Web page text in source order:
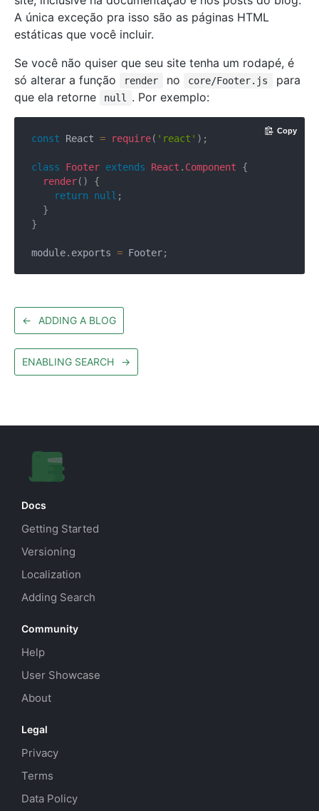
A única exceção pra isso são as páginas HTML
estáticas que você incluir.
Se você não quiser que seu site tenha um rodapé, é
só alterar a função
render no core/Footer.js
para
que ela retorne
null . Por exemplo:
const React = require( 'react' ) ;
class Footer extends React . Component
{
render( )
{
return
null ;
}
}
module. exports = Footer;
Copy
← ADDING A BLOG
ENABLING SEARCH →
Docs
Getting Started
Versioning
Localization
Adding Search
Community
Help
User Showcase
About
Legal
Privacy
Terms
Data Policy